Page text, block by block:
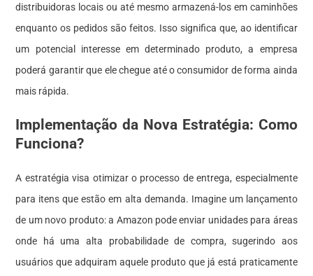
distribuidoras locais ou até mesmo armazená-los em caminhões
enquanto os pedidos são feitos. Isso significa que, ao identificar
um potencial interesse em determinado produto, a empresa
poderá garantir que ele chegue até o consumidor de forma ainda
mais rápida.
Implementação da Nova Estratégia: Como
Funciona?
A estratégia visa otimizar o processo de entrega, especialmente
para itens que estão em alta demanda. Imagine um lançamento
de um novo produto: a Amazon pode enviar unidades para áreas
onde há uma alta probabilidade de compra, sugerindo aos
usuários que adquiram aquele produto que já está praticamente